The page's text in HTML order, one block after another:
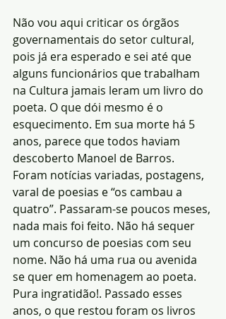
Não vou aqui criticar os órgãos
governamentais do setor cultural,
pois já era esperado e sei até que
alguns funcionários que trabalham
na Cultura jamais leram um livro do
poeta. O que dói mesmo é o
esquecimento. Em sua morte há 5
anos, parece que todos haviam
descoberto Manoel de Barros.
Foram notícias variadas, postagens,
varal de poesias e “os cambau a
quatro”. Passaram-se poucos meses,
nada mais foi feito. Não há sequer
um concurso de poesias com seu
nome. Não há uma rua ou avenida
se quer em homenagem ao poeta.
Pura ingratidão!. Passado esses
anos, o que restou foram os livros